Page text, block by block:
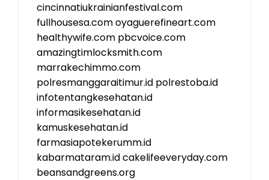
cincinnatiukrainianfestival.com
fullhousesa.comoyaguerefineart.com
healthywife.com pbcvoice.com
amazingtimlocksmith.com
marrakechimmo.com
polresmanggaraitimur.id polrestoba.id
infotentangkesehatan.id
informasikesehatan.id
kamuskesehatan.id
farmasiapotekerumm.id
kabarmataram.idcakelifeeveryday.com
beansandgreens.org